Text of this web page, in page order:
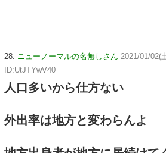
28: ニューノーマルの名無しさん 2021/01/02(
ID:UtJTYwV40
人口多いから仕方ない
外出率は地方と変わらんよ